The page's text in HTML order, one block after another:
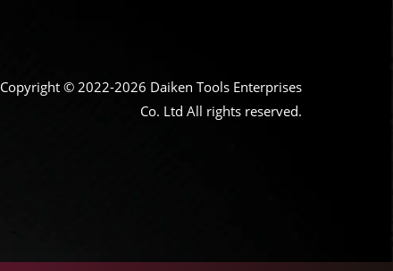
Copyright © 2022-2026 Daiken Tools Enterprises
Co. Ltd All rights reserved.